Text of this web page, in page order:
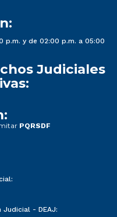
p.m. y de 02:00 p.m. a 05:00
Judiciales
PQRSDF
Judicial - DEAJ: